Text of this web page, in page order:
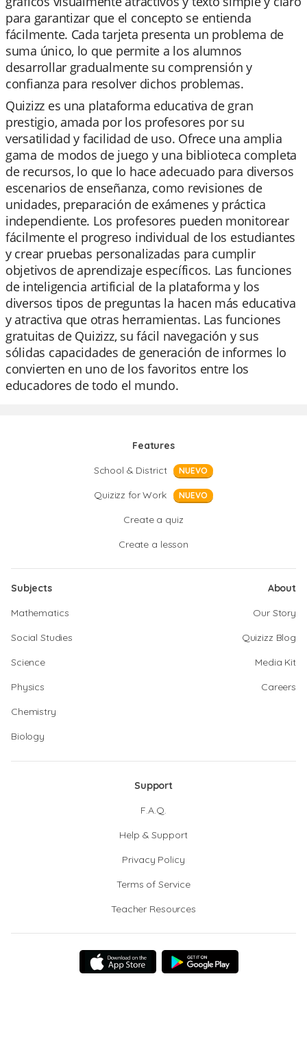
para garantizar que el concepto se entienda
fácilmente. Cada tarjeta presenta un problema de
suma único, lo que permite a los alumnos
desarrollar gradualmente su comprensión y
confianza para resolver dichos problemas.
Quizizz es una plataforma educativa de gran
prestigio, amada por los profesores por su
versatilidad y facilidad de uso. Ofrece una amplia
gama de modos de juego y una biblioteca completa
de recursos, lo que lo hace adecuado para diversos
escenarios de enseñanza, como revisiones de
unidades, preparación de exámenes y práctica
independiente. Los profesores pueden monitorear
fácilmente el progreso individual de los estudiantes
y crear pruebas personalizadas para cumplir
objetivos de aprendizaje específicos. Las funciones
de inteligencia artificial de la plataforma y los
diversos tipos de preguntas la hacen más educativa
y atractiva que otras herramientas. Las funciones
gratuitas de Quizizz, su fácil navegación y sus
sólidas capacidades de generación de informes lo
convierten en uno de los favoritos entre los
educadores de todo el mundo.
Features
School & District
NUEVO
Quizizz for Work NUEVO
Create a quiz
Create a lesson
Subjects
Mathematics
Social Studies
Science
Physics
Chemistry
Biology
About
Our Story
Quizizz Blog
Media Kit
Careers
Support
F.A.Q.
Help & Support
Privacy Policy
Terms of Service
Teacher Resources